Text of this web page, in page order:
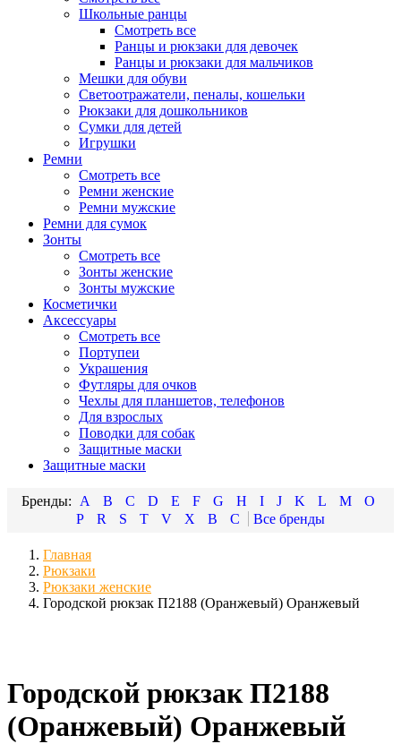
Школьные ранцы
Смотреть все
Ранцы и рюкзаки для девочек
Ранцы и рюкзаки для мальчиков
Мешки для обуви
Светоотражатели, пеналы, кошельки
Рюкзаки для дошкольников
Сумки для детей
Игрушки
Ремни
Смотреть все
Ремни женские
Ремни мужские
Ремни для сумок
Зонты
Смотреть все
Зонты женские
Зонты мужские
Косметички
Аксессуары
Смотреть все
Портупеи
Украшения
Футляры для очков
Чехлы для планшетов, телефонов
Для взрослых
Поводки для собак
Защитные маски
Защитные маски
A B C D E F G H I J K L M
O
P
R S T V X В С
Главная
Рюкзаки
Рюкзаки женские
Городской рюкзак П2188 (Оранжевый) Оранжевый
Городской рюкзак П2188
(Оранжевый) Оранжевый